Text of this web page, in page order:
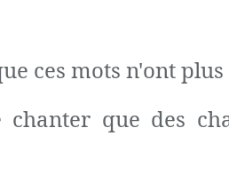
ces mots n'ont
que des